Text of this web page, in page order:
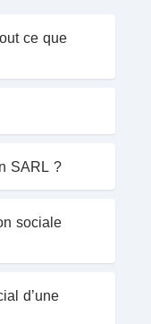
ce que
SARL ?
sociale
d’une